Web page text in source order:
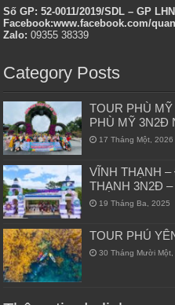
Số GP: 52-0011/2019/SDL – GP
Facebook:www.facebook.com/
Zalo: 09355 38339
Category Posts
TOUR PHÙ
PHÙ MỸ 3N2Đ
17 Tháng Một, 2026
VĨNH THẠNH
THẠNH 3N2Đ –
19 Tháng Ba, 2025
TOUR PHÚ
30 Tháng Mười Một,